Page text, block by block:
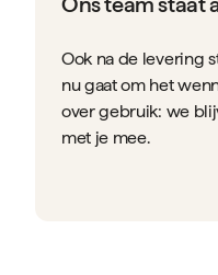
Ook na de levering
nu gaat om het
over gebruik: we
met je mee.